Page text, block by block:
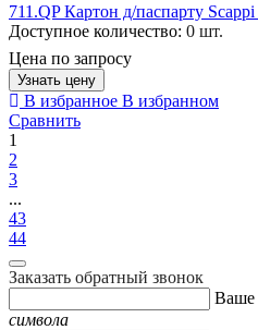
711.QP Картон д/паспарту
Доступное количество: 0 шт.
Цена по запросу
Узнать цену
В избранное В избранном
Сравнить
1
2
3
...
43
44
Заказать обратный звонок
Ваше
символа